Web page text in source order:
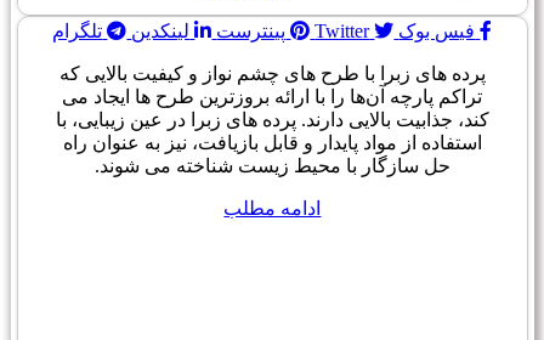
فیس بوک Twitter پینترست لینکدین تلگرام
پرده های زبرا با طرح های چشم نواز و کیفیت بالایی که
تراکم پارچه آن‌ها را با ارائه بروزترین طرح ها ایجاد می
کند، جذابیت بالایی دارند. پرده های زبرا در عین زیبایی، با
استفاده از مواد پایدار و قابل بازیافت، نیز به عنوان راه
حل سازگار با محیط زیست شناخته می شوند.
ادامه مطلب